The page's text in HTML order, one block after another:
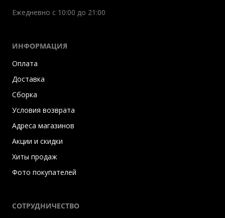
Ежедневно с 10:00 до 21:00
ИНФОРМАЦИЯ
Оплата
Доставка
Сборка
Условия возврата
Адреса магазинов
Акции и скидки
Хиты продаж
Фото покупателей
СОТРУДНИЧЕСТВО